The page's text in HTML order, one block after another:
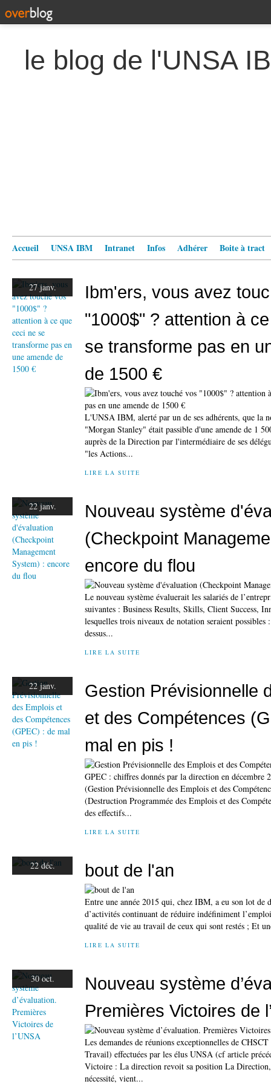
le blog de l'UNSA
Accueil UNSA IBM Intranet Infos Adhérer Boite à tract
27 janv.
Ibm'ers, vous avez
"1000$" ? attention à
se transforme pas en
de 1500 €
L'UNSA IBM, alerté par un de ses adhérents, que la
"Morgan Stanley" était passible d'une amende de 1
auprès de la Direction par l'intermédiaire de ses
"les Actions...
LIRE LA SUITE
22 janv.
Nouveau système
(Checkpoint
encore du flou
Le nouveau système évaluerait les salariés de
suivantes : Business Results, Skills, Client Success,
lesquelles trois niveaux de notation seraient
dessus...
LIRE LA SUITE
22 janv.
Gestion Prévisionnelle
et des Compétences
mal en pis !
GPEC : chiffres donnés par la direction en décembre
(Gestion Prévisionnelle des Emplois et des
(Destruction Programmée des Emplois et des
des effectifs...
LIRE LA SUITE
22 déc. bout de l'an
Entre une année 2015 qui, chez IBM, a eu son lot de
d’activités continuant de réduire indéfiniment
qualité de vie au travail de ceux qui sont restés ; Et
LIRE LA SUITE
30 oct.
Nouveau système
Premières Victoires de
Les demandes de réunions exceptionnelles de
Travail) effectuées par les élus UNSA (cf article
Victoire : La direction revoit sa position La Direction,
nécessité, vient...